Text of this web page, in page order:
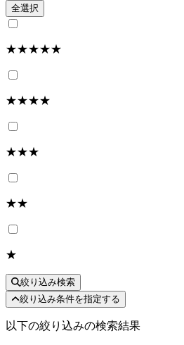
全選択
★★★★★
★★★★
★★★
★★
★
絞り込み検索
絞り込み条件を指定する
以下の絞り込みの検索結果